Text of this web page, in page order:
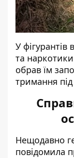
У
та
обрав їм
тримання
Нещодавно
повідомила